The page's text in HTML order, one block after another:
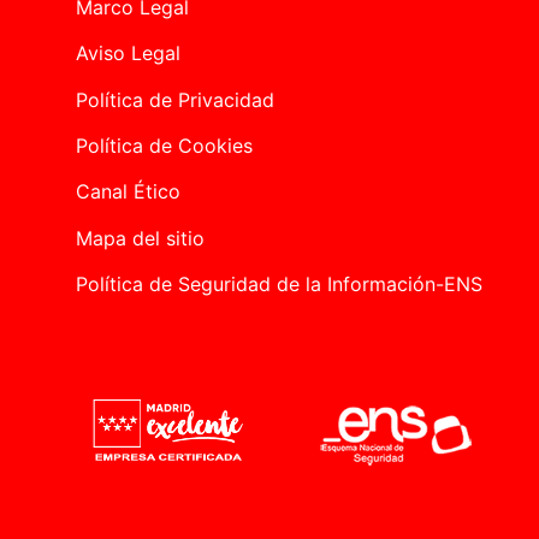
Marco Legal
Aviso Legal
Política de Privacidad
Política de Cookies
Canal Ético
Mapa del sitio
Política de Seguridad de la Información-ENS